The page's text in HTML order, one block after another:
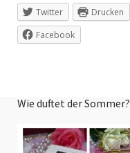
Twitter Drucken
Facebook
Wie duftet der Sommer?